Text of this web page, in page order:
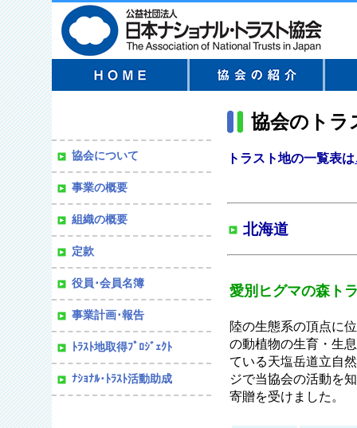
協会について
事業の概要
組織の概要
定款
役員･会員名簿
事業計画･報告
ﾄﾗｽﾄ地取得ﾌﾟﾛｼﾞｪｸﾄ
ﾅｼｮﾅﾙ･ﾄﾗｽﾄ活動助成
協会のトラ
トラスト地の一覧表は
北海道
愛別ヒグマの森ト
陸の生態系の頂点に
の動植物の生育・生
ている天塩岳道立自
ジで当協会の活動を
寄贈を受けました。